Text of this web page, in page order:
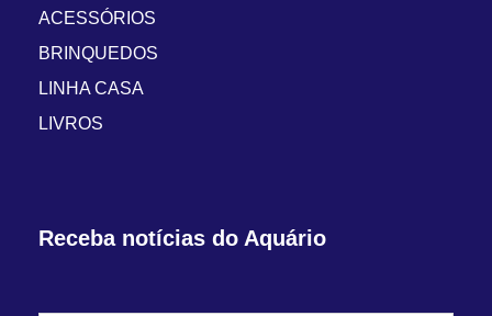
ACESSÓRIOS
BRINQUEDOS
LINHA CASA
LIVROS
Receba notícias do Aquário